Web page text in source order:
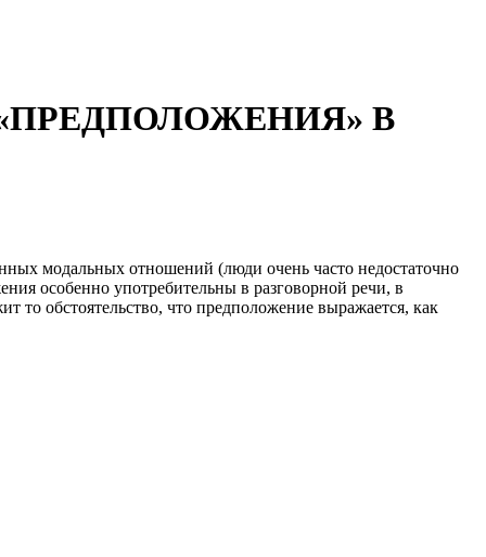
В
модальных отношений (люди очень часто недостаточно
особенно употребительны в разговорной речи, в
то обстоятельство, что предположение выражается, как